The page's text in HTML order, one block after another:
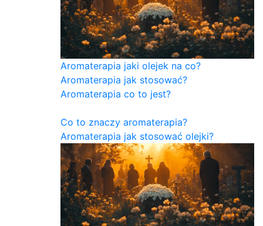
Aromaterapia jaki olejek na co?
Aromaterapia jak stosować?
Aromaterapia co to jest?
Co to znaczy aromaterapia?
Aromaterapia jak stosować olejki?